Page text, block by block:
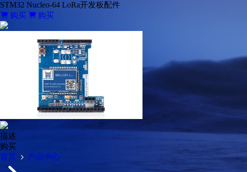
STM32 Nucleo-64 LoRa开发板配件
购买
购买
描述
购买
首页
产品中心